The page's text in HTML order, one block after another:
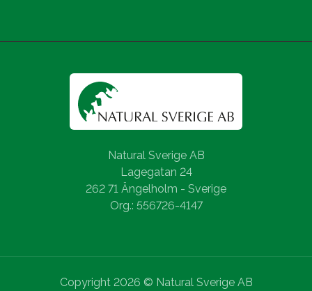
Natural Sverige AB
Lagegatan 24
262 71 Ängelholm - Sverige
Org.: 556726-4147
Copyright 2026 © Natural Sverige AB